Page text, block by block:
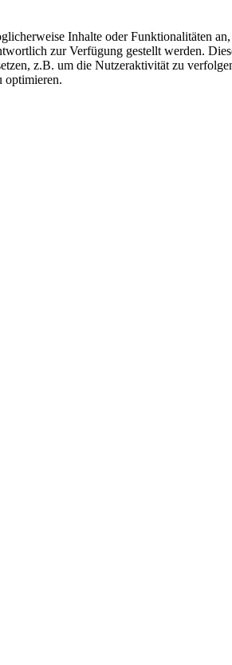
Inhalte oder Funktionalitäten
zur Verfügung gestellt werden.
z.B. um die Nutzeraktivität zu
optimieren.